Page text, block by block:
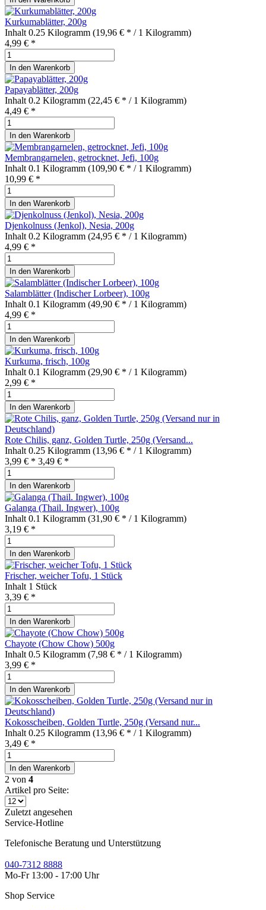
Kurkumablätter, 200g
Inhalt 0.25 Kilogramm (19,96 € * / 1 Kilogramm)
4,99 € *
In den Warenkorb
Papayablätter, 200g
Inhalt 0.2 Kilogramm (22,45 € * / 1 Kilogramm)
4,49 € *
In den Warenkorb
Membrangarnelen, getrocknet, Jefi, 100g
Inhalt 0.1 Kilogramm (109,90 € * / 1 Kilogramm)
10,99 € *
In den Warenkorb
Djenkolnuss (Jenkol), Nesia, 200g
Inhalt 0.2 Kilogramm (24,95 € * / 1 Kilogramm)
4,99 € *
In den Warenkorb
Salamblätter (Indischer Lorbeer), 100g
Inhalt 0.1 Kilogramm (49,90 € * / 1 Kilogramm)
4,99 € *
In den Warenkorb
Kurkuma, frisch, 100g
Inhalt 0.1 Kilogramm (29,90 € * / 1 Kilogramm)
2,99 € *
In den Warenkorb
Rote Chilis, ganz, Golden Turtle, 250g (Versand...
Inhalt 0.25 Kilogramm (13,96 € * / 1 Kilogramm)
3,99 € * 3,49 € *
In den Warenkorb
Galanga (Thail. Ingwer), 100g
Inhalt 0.1 Kilogramm (31,90 € * / 1 Kilogramm)
3,19 € *
In den Warenkorb
Frischer, weicher Tofu, 1 Stück
Inhalt 1 Stück
3,39 € *
In den Warenkorb
Chayote (Chow Chow) 500g
Inhalt 0.5 Kilogramm (7,98 € * / 1 Kilogramm)
3,99 € *
In den Warenkorb
Kokosscheiben, Golden Turtle, 250g (Versand nur...
Inhalt 0.25 Kilogramm (13,96 € * / 1 Kilogramm)
3,49 € *
In den Warenkorb
2 von 4
Artikel pro Seite:
Zuletzt angesehen
Service-Hotline
Telefonische Beratung und Unterstützung
040-7312 8888
Mo-Fr 13:00 - 17:00 Uhr
Shop Service